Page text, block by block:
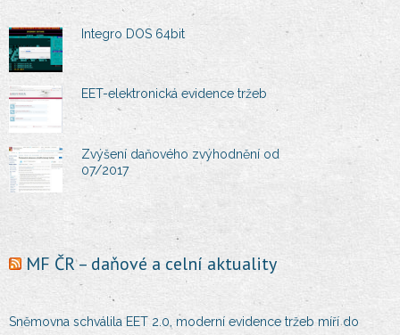
Integro DOS 64bit
EET-elektronická evidence tržeb
Zvýšení daňového zvýhodnění od
07/2017
MF ČR – daňové a celní aktuality
Sněmovna schválila EET 2.0, moderní evidence tržeb míří do